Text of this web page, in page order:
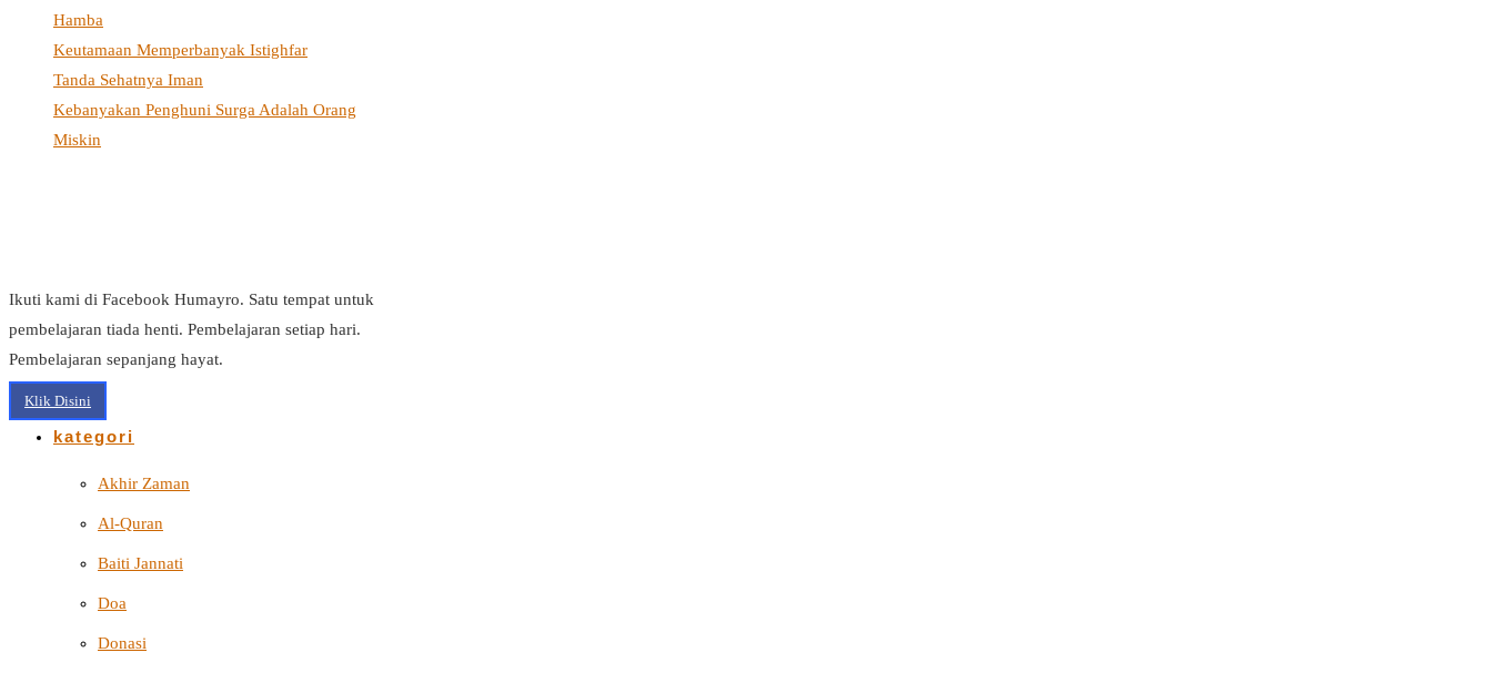
Hamba
Keutamaan Memperbanyak Istighfar
Tanda Sehatnya Iman
Kebanyakan Penghuni Surga Adalah Orang
Miskin
Ikuti kami di Facebook Humayro. Satu tempat untuk
pembelajaran tiada henti. Pembelajaran setiap hari.
Pembelajaran sepanjang hayat.
Klik Disini
kategori
Akhir Zaman
Al-Quran
Baiti Jannati
Doa
Donasi